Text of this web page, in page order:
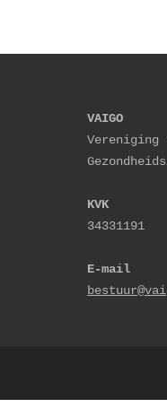
VAIGO
KVK
34331191
E-mail